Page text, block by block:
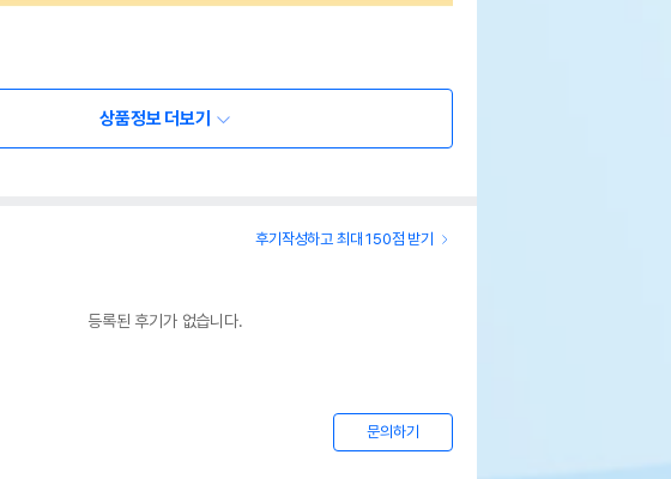
상품정보 더보기
후기작성하고 최대 150점 받기
등록된 후기가 없습니다.
문의하기